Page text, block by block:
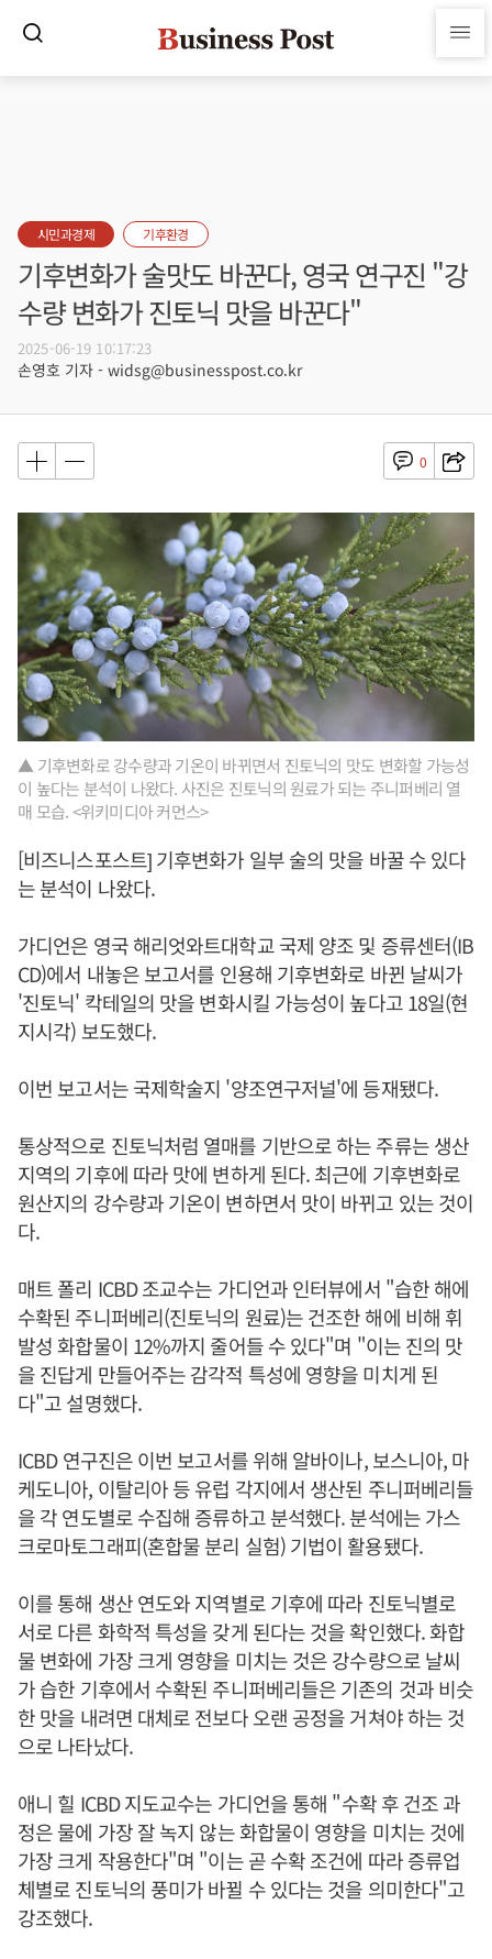
시민과경제 기후환경
기후변화가 술맛도 바꾼다, 영국 연구진 "강
수량 변화가 진토닉 맛을 바꾼다"
2025-06-19 10:17:23
손영호 기자 - widsg@businesspost.co.kr
0
▲ 기후변화로 강수량과 기온이 바뀌면서 진토닉의 맛도 변화할 가능성
이 높다는 분석이 나왔다. 사진은 진토닉의 원료가 되는 주니퍼베리 열
매 모습. <위키미디아 커먼스>
[비즈니스포스트] 기후변화가 일부 술의 맛을 바꿀 수 있다
는 분석이 나왔다.
가디언은 영국 해리엇와트대학교 국제 양조 및 증류센터(IB
CD)에서 내놓은 보고서를 인용해 기후변화로 바뀐 날씨가
'진토닉' 칵테일의 맛을 변화시킬 가능성이 높다고 18일(현
지시각) 보도했다.
이번 보고서는 국제학술지 '양조연구저널'에 등재됐다.
통상적으로 진토닉처럼 열매를 기반으로 하는 주류는 생산
지역의 기후에 따라 맛에 변하게 된다. 최근에 기후변화로
원산지의 강수량과 기온이 변하면서 맛이 바뀌고 있는 것이
다.
매트 폴리 ICBD 조교수는 가디언과 인터뷰에서 "습한 해에
수확된 주니퍼베리(진토닉의 원료)는 건조한 해에 비해 휘
발성 화합물이 12%까지 줄어들 수 있다"며 "이는 진의 맛
을 진답게 만들어주는 감각적 특성에 영향을 미치게 된
다"고 설명했다.
ICBD 연구진은 이번 보고서를 위해 알바이나, 보스니아, 마
케도니아, 이탈리아 등 유럽 각지에서 생산된 주니퍼베리들
을 각 연도별로 수집해 증류하고 분석했다. 분석에는 가스
크로마토그래피(혼합물 분리 실험) 기법이 활용됐다.
이를 통해 생산 연도와 지역별로 기후에 따라 진토닉별로
서로 다른 화학적 특성을 갖게 된다는 것을 확인했다. 화합
물 변화에 가장 크게 영향을 미치는 것은 강수량으로 날씨
가 습한 기후에서 수확된 주니퍼베리들은 기존의 것과 비슷
한 맛을 내려면 대체로 전보다 오랜 공정을 거쳐야 하는 것
으로 나타났다.
애니 힐 ICBD 지도교수는 가디언을 통해 "수확 후 건조 과
정은 물에 가장 잘 녹지 않는 화합물이 영향을 미치는 것에
가장 크게 작용한다"며 "이는 곧 수확 조건에 따라 증류업
체별로 진토닉의 풍미가 바뀔 수 있다는 것을 의미한다"고
강조했다.